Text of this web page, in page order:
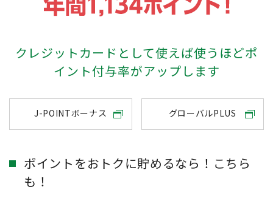
クレジットカードとして使えば使うほどポ
イント付与率がアップします
J-POINTボーナス グローバルPLUS
ポイントをおトクに貯めるなら！こちら
も！